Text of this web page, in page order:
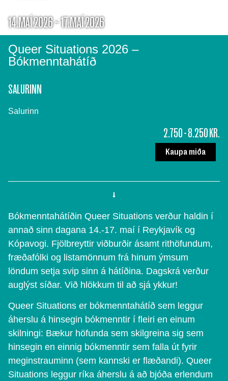
14.MAÍ 2026 ~ 17.MAÍ 2026
Queer Situations 2026 –
Bókmenntahátíð
SALURINN
Salurinn
2.750 - 8.250 KR.
Kaupa miða
Bókmenntahátíðin Queer Situations verður haldin í
annað sinn dagana 14.-17. maí í Reykjavík og
Kópavogi. Fjölbreyttir viðburðir ásamt rithöfundum,
fræðafólki og listamönnum frá hinum ýmsum
löndum setja svip sinn á hátíðina. Dagskrá verður
auglýst síðar. Við hlökkum til að sjá ykkur!
Queer Situations er bókmenntahátíð sem leggur
áherslu á hinsegin bókmenntir í fleiri en einum
skilningi: Bækur höfunda sem skilgreina sig sem
hinsegin en einnig bókmenntir sem falla út fyrir
meginstrauminn (sem kannski er flæðandi). Queer
Situations leggur ríka áherslu á að bjóða erlendum